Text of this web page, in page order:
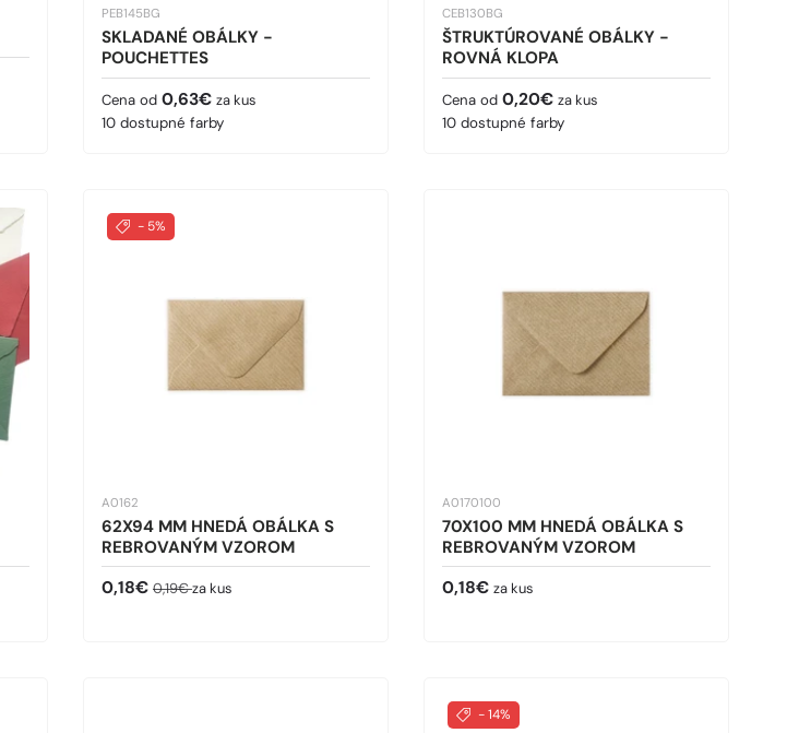
PEB145BG
SKLADANÉ OBÁLKY -
POUCHETTES
Bežná cena
Cena od 0,63€ za kus
10 dostupné farby
CEB130BG
ŠTRUKTÚROVANÉ OBÁLKY -
ROVNÁ KLOPA
Bežná cena
Cena od 0,20€ za kus
10 dostupné farby
- 5%
A0162
62X94 MM HNEDÁ OBÁLKA S
REBROVANÝM VZOROM
Predajná cena
0,18€ Bežná cena
0,19€za kus
A0170100
70X100 MM HNEDÁ OBÁLKA S
REBROVANÝM VZOROM
Bežná cena
0,18€ za kus
- 14%